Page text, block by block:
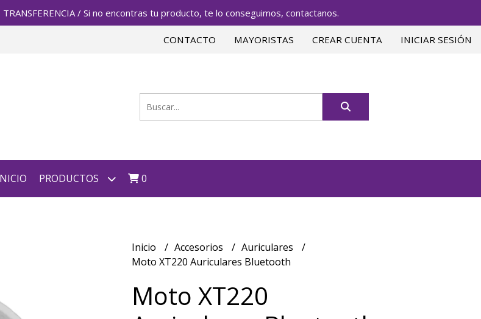
TRANSFERENCIA / Si no encontras tu producto, te lo conseguimos, contactanos.
CONTACTO MAYORISTAS CREAR CUENTA INICIAR SESIÓN
PRODUCTOS 0
Inicio Accesorios
Auriculares
Moto XT220 Auriculares Bluetooth
Moto XT220